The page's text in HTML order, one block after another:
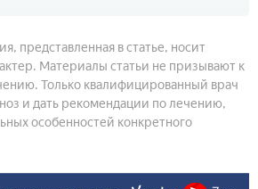
представленная в статье, носит
Материалы статьи не призывают к
Только квалифицированный врач
и дать рекомендации по лечению,
особенностей конкретного